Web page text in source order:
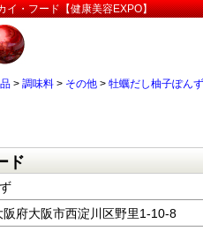
イ・フード【健康美容EXPO】
> 調味料 > その他 > 牡蠣だし柚子ぽんず
ド
府大阪市西淀川区野里1-10-8